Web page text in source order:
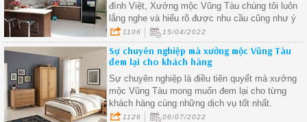
đình Việt, Xưởng mộc Vũng Tàu chúng tôi luôn
lắng nghe và hiểu rõ được nhu cầu cũng như ý
muốn của khách hàng để tạo ra những mẫu tủ
bếp đẹp mang phong cách cá nhân của gia chủ.
1106 15/04/2022
Sự chuyên nghiệp mà xưởng mộc Vũng Tàu
đem lại cho khách hàng
Sự chuyên nghiệp là điều tiên quyết mà xưởng
mộc Vũng Tàu mong muốn đem lại cho từng
khách hàng cùng những dịch vụ tốt nhất.
1126 06/07/2022